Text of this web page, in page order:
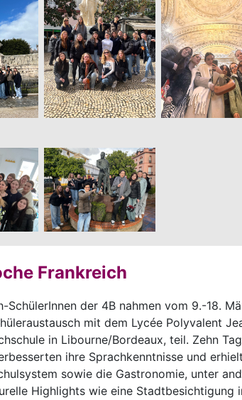
Frankreich
SchülerInnen der 4B nahmen vom 9.-18.
mit dem Lycée Polyvalent
in Libourne/Bordeaux, teil. Zehn
ihre Sprachkenntnisse und
sowie die Gastronomie, unter
Highlights wie eine Stadtbesichtigung